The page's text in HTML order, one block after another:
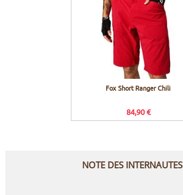
Fox Short Ranger Chili
84,90 €
NOTE DES INTERNAUTES